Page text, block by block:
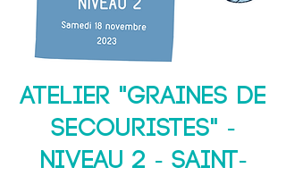
Atelier "Graines de
secouristes" -
Niveau 2 - Saint-